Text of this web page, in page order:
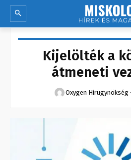
Kijelölték a
átmeneti
Oxygen Hirügynökség